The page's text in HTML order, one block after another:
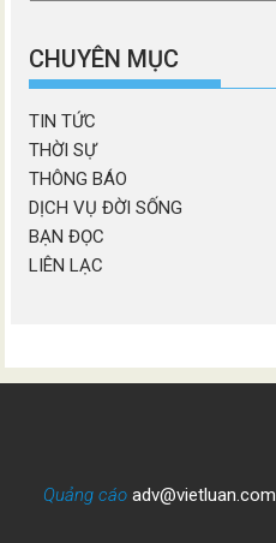
mục
CHUYÊN MỤC
TIN TỨC
THỜI SỰ
THÔNG BÁO
DỊCH VỤ ĐỜI SỐNG
BẠN ĐỌC
LIÊN LẠC
Quảng cáo